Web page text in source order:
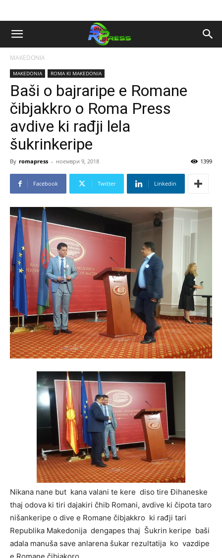
MAKEDONIA
MAKEDONIA ROMA KI MAKEDONIA
Baši o bajraripe e Romane
čibjakkro o Roma Press
avdive ki rađji lela
šukrinkeripe
By romapress - ноември 9, 2018 1399
Facebook Twitter Linkedin
Nikana nane but kana valani te kere diso tire Đihaneske
thaj odova ki tiri dajakiri čhib Romani, avdive ki čipota taro
nišankeripe o dive e Romane čibjakkro ki rađji tari
Republika Makedonija dengapes thaj Šukrin keripe baši
adala manuša save anlarena šukar rezultatija ko vazdipe